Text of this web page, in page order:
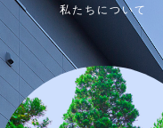
私たちについて